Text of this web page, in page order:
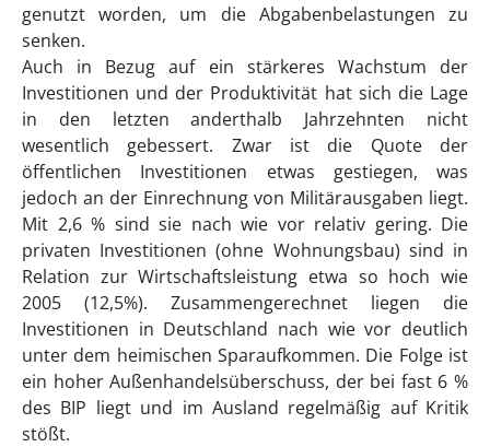
genutzt worden, um die Abgabenbelastungen zu
senken.
Auch in Bezug auf ein stärkeres Wachstum der
Investitionen und der Produktivität hat sich die Lage
in den letzten anderthalb Jahrzehnten nicht
wesentlich gebessert. Zwar ist die Quote der
öffentlichen Investitionen etwas gestiegen, was
jedoch an der Einrechnung von Militärausgaben liegt.
Mit 2,6 % sind sie nach wie vor relativ gering. Die
privaten Investitionen (ohne Wohnungsbau) sind in
Relation zur Wirtschaftsleistung etwa so hoch wie
2005 (12,5%). Zusammengerechnet liegen die
Investitionen in Deutschland nach wie vor deutlich
unter dem heimischen Sparaufkommen. Die Folge ist
ein hoher Außenhandelsüberschuss, der bei fast 6 %
des BIP liegt und im Ausland regelmäßig auf Kritik
stößt.